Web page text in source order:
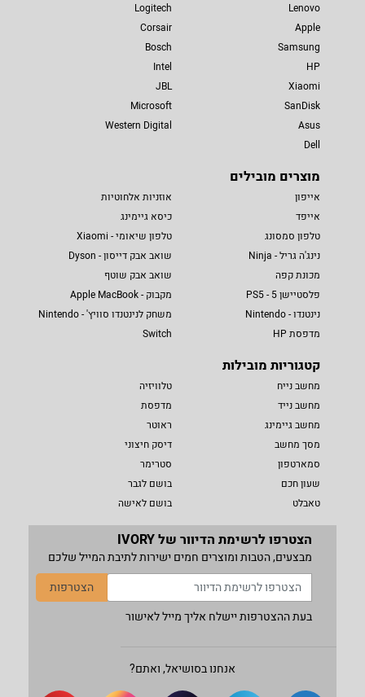
Lenovo
Apple
Samsung
HP
Xiaomi
SanDisk
Asus
Dell
Logitech
Corsair
Bosch
Intel
JBL
Microsoft
Western Digital
מוצרים מובילים
אייפון
אייפד
טלפון סמסונג
נינג'ה גריל - Ninja
מכונת קפה
פלסטיישן 5 - PS5
נינטנדו - Nintendo
מדפסת HP
אוזניות אלחוטיות
כיסא גיימינג
טלפון שיאומי - Xiaomi
שואב אבק דייסון - Dyson
שואב אבק שוטף
מקבוק - Apple MacBook
משחק לנינטנדו סוויץ' - Nintendo
Switch
קטגוריות מובילות
מחשב נייח
מחשב נייד
מחשב גיימינג
מסך מחשב
סמארטפון
שעון חכם
טאבלט
טלוויזיה
מדפסת
ראוטר
דיסק חיצוני
סטרימר
בושם לגבר
בושם לאישה
הצטרפו לרשימת הדיוור של IVORY
מבצעים, הטבות ומוצרים חמים ישירות לתיבת המייל שלכם
הצטרפות
בעת ההצטרפות יישלח אליך מייל לאישור
אנחנו בסושיאל, ואתם?